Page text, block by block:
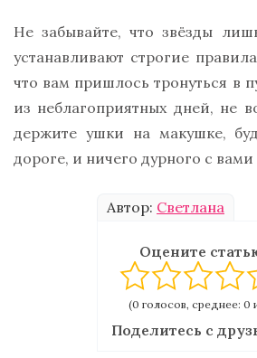
Не забывайте, что звёзды
устанавливают строгие
что вам пришлось тронуться в
из неблагоприятных дней, не
держите ушки на макушке,
дороге, и ничего дурного с
Автор: Светлана
Оцените
(0 голосов, среднее: 0
Поделитесь с